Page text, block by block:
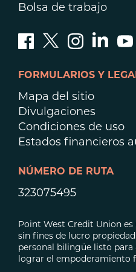
Bolsa de trabajo
FORMULARIOS Y
Mapa del sitio
Divulgaciones
Condiciones de uso
Estados financieros
NÚMERO DE RUTA
323075495
Point West Credit Union
sin fines de lucro
personal bilingüe listo
lograr el empoderamiento